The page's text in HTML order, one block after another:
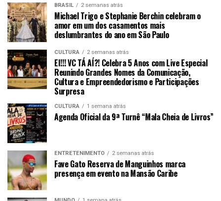
BRASIL 2 semanas atrás
Michael Trigo e Stephanie Berchin celebram o
amor em um dos casamentos mais
deslumbrantes do ano em São Paulo
CULTURA 2 semanas atrás
EI!!! VC TÁ AÍ?! Celebra 5 Anos com Live Especial
Reunindo Grandes Nomes da Comunicação,
Cultura e Empreendedorismo e Participações
Surpresa
CULTURA 1 semana atrás
Agenda Oficial da 9ª Turnê “Mala Cheia de Livros”
ENTRETENIMENTO 2 semanas atrás
Fave Gato Reserva de Manguinhos marca
presença em evento na Mansão Caribe